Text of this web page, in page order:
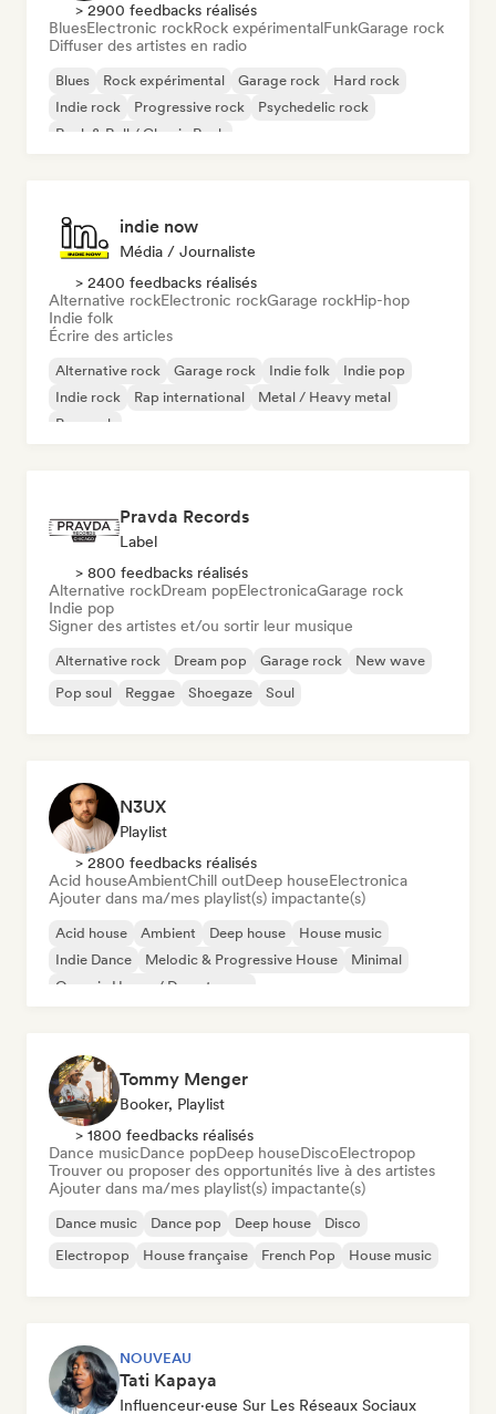
> 2900 feedbacks réalisés
BluesElectronic rockRock expérimentalFunkGarage rock
Diffuser des artistes en radio
Blues Rock expérimental Garage rock
Hard rock
Indie rock
Progressive rock
Psychedelic rock
Rock & Roll / Classic Rock
indie now
Média / Journaliste
> 2400 feedbacks réalisés
Alternative rockElectronic rockGarage rockHip-hop
Indie folk
Écrire des articles
Alternative rock Garage rock Indie folk
Indie pop
Indie rock
Rap international
Metal / Heavy metal
Pop rock
Pravda Records
Label
> 800 feedbacks réalisés
Alternative rockDream popElectronicaGarage rock
Indie pop
Signer des artistes et/ou sortir leur musique
Alternative rock Dream pop Garage rock
New wave
Pop soul
Reggae Shoegaze Soul
N3UX
Playlist
> 2800 feedbacks réalisés
Acid houseAmbientChill outDeep houseElectronica
Ajouter dans ma/mes playlist(s) impactante(s)
Acid house Ambient Deep house
House music
Indie Dance
Melodic & Progressive House
Minimal
Organic House / Downtempo
Tommy Menger
Booker, Playlist
> 1800 feedbacks réalisés
Dance musicDance popDeep houseDiscoElectropop
Trouver ou proposer des opportunités live à des artistes
Ajouter dans ma/mes playlist(s) impactante(s)
Dance music Dance pop Deep house
Disco
Electropop
House française French Pop House music
NOUVEAU
Tati Kapaya
Influenceur·euse Sur Les Réseaux Sociaux